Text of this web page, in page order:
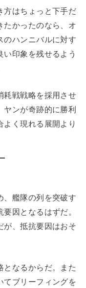
方はちょっと下手だ
たかったのなら、オ
のハンニバルに対す
印象を残せるよう
耗戦戦略を採用させ
ヤンが奇跡的に勝利
く現れる展開より
、艦隊の列を突破す
因となるはずだ。
が、抵抗要因はおそ
となるからだ。また
てブリーフィングを